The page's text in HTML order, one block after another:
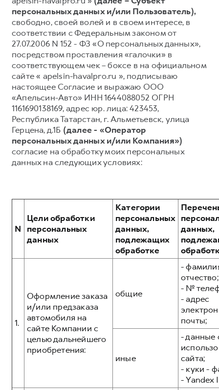
H7 H9
от 4 799 000 ₽
Тест-драйв
Трейд-ин
КРЕДИТ И СТРАХОВАНИЕ
Кредитный калькулятор
Страхование
Кредит
КОРПОРАТИВНЫМ КЛИЕНТАМ
Для малого бизнеса
Система управления автопарком
Сервис для корпоративных клиентов
HAVAL Лизинг
Коллекция PRO
Коллекция Базовая
Коллекция Детская
СЕРВИСНОЕ ОБСЛУЖИВАНИЕ
Нулевое ТО
Программа «Помощь на дороге»
Регламенты технического обслуживания
Электронный ПТС
ПОДДЕРЖКА
GWM Безопасность
Гарантия HAVAL
Мобильное приложение GWM
АКСЕССУАРЫ HAVAL
Автомобильные аксессуары
Коллекция Детская
О дилере
Наша команда
Контакты
персональных данных и/или Пользователь),
свободно, своей волей и в своем интересе, в
соответствии с Федеральным законом от
27.07.2006 N 152 - ФЗ «О персональных данных»,
посредством проставления «галочки» в
соответствующем чек – боксе в на официальном
сайте « apelsin-havalpro.ru », подписываю
настоящее Согласие и выражаю ООО
«Апельсин-Авто» ИНН 1644088052 ОГРН
1161690138169, адрес юр. лица: 423453,
Республика Татарстан, г. Альметьевск, улица
Герцена, д.1Б (далее - «Оператор
персональных данных и/или Компания»)
согласие на обработку моих персональных
данных на следующих условиях:
N
Цели обработки
персональных
данных
Категории
персональных
данных,
подлежащих
обработке
данных,
1.
Оформление заказа
и/или предзаказа
автомобиля на
сайте Компании с
целью дальнейшего
приобретения:
общие
-
отчество;
- №
- адрес
почты;
иные
- данные
сайта;
- куки -
- Yandex